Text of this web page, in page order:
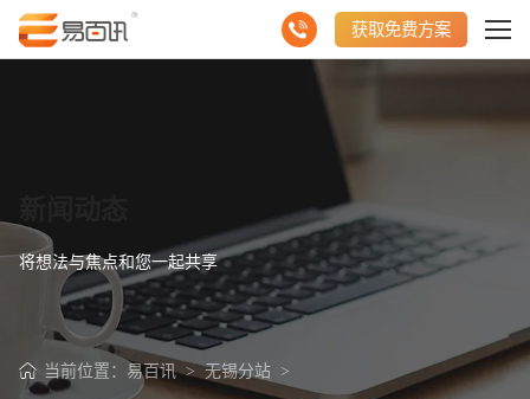
获取免费方案
将想法与焦点和您一起共享
当前位置： 易百讯>无锡分站>